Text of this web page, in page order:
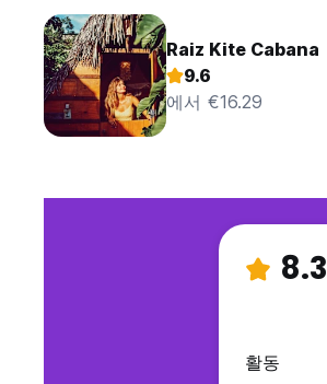
Raiz Kite Cabana
9.6
에서 €16.29
8.3
활동